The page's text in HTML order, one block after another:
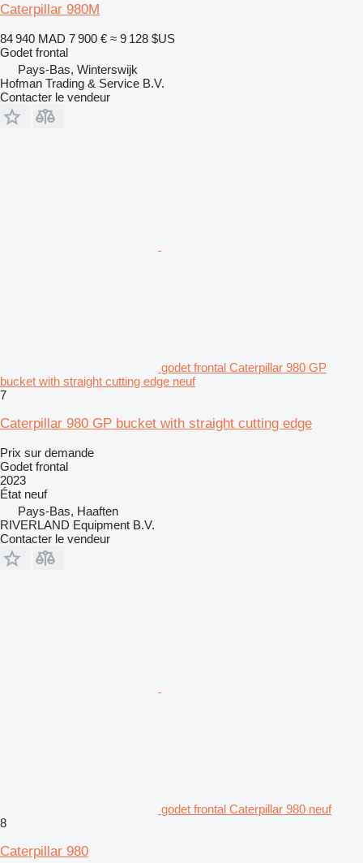
Caterpillar 980M
84 940 MAD 7 900 € ≈ 9 128 $US
Godet frontal
Pays-Bas, Winterswijk
Hofman Trading & Service B.V.
Contacter le vendeur
godet frontal Caterpillar 980 GP
bucket with straight cutting edge neuf
7
Caterpillar 980 GP bucket with straight cutting edge
Prix sur demande
Godet frontal
2023
État neuf
Pays-Bas, Haaften
RIVERLAND Equipment B.V.
Contacter le vendeur
godet frontal Caterpillar 980 neuf
8
Caterpillar 980